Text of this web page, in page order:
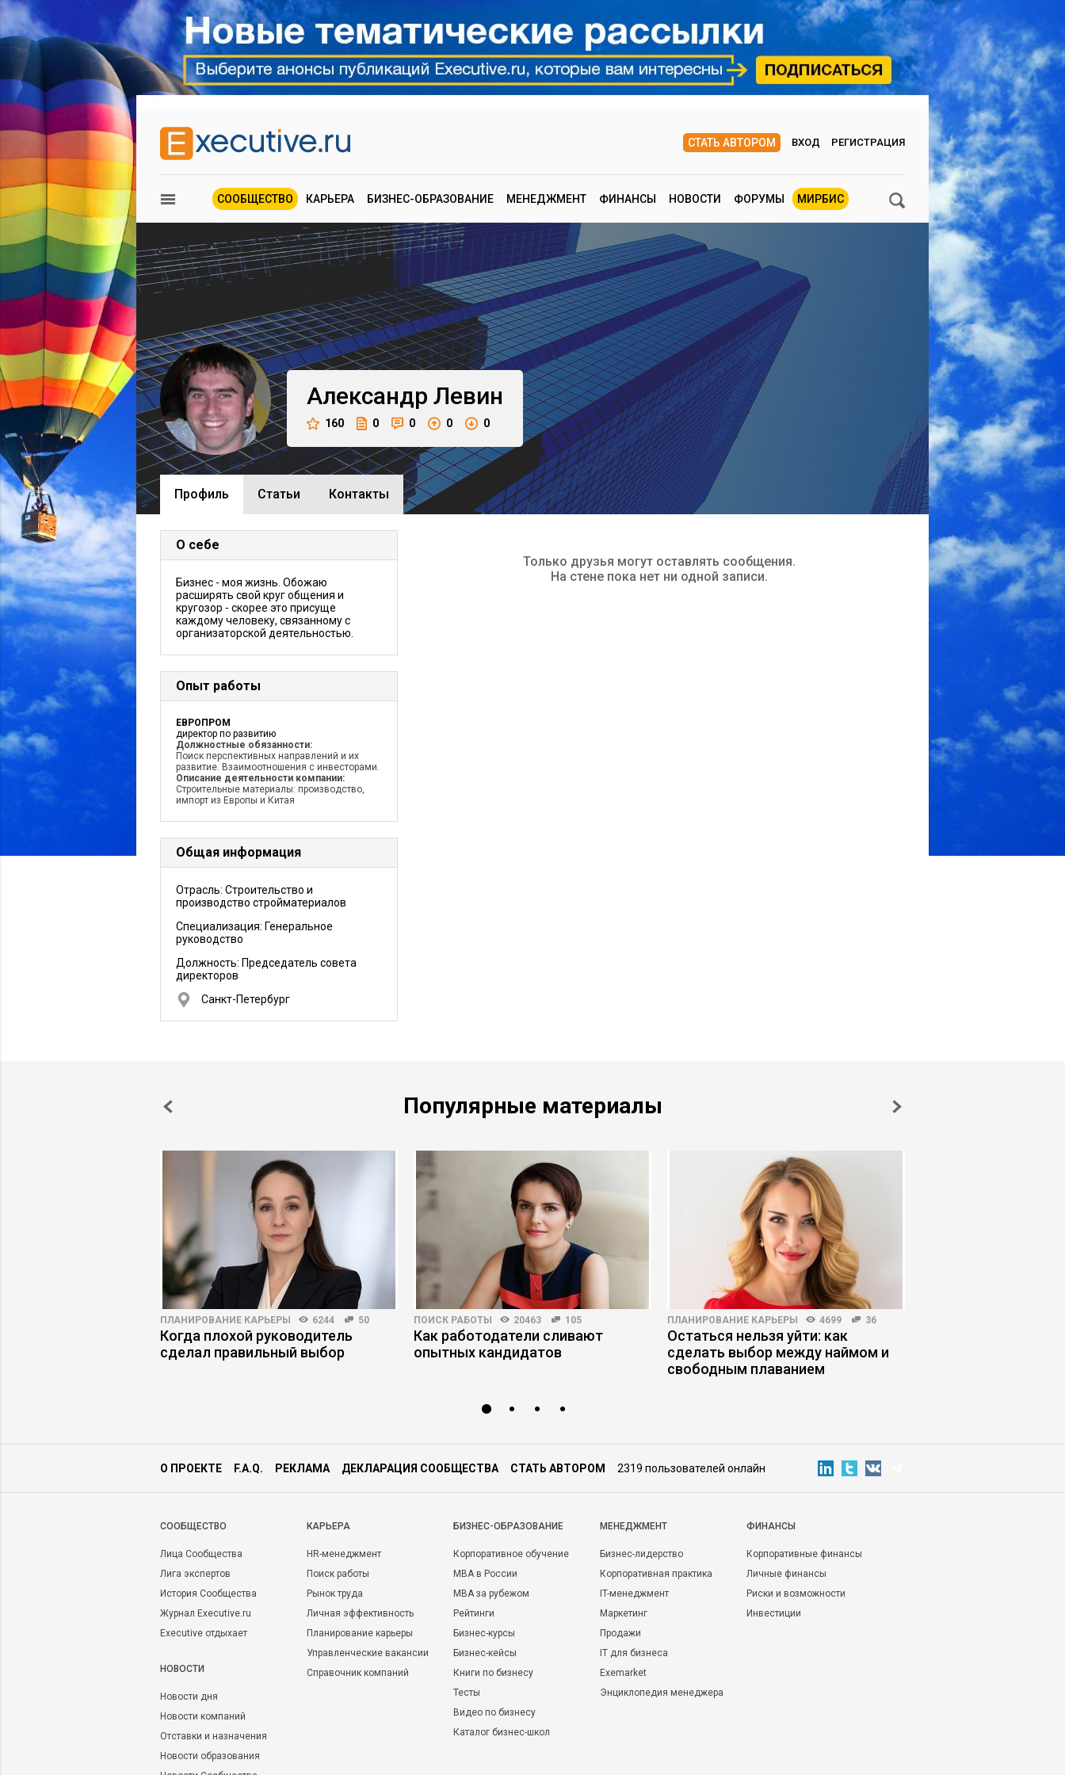
СТАТЬ АВТОРОМ ВХОД РЕГИСТРАЦИЯ
СООБЩЕСТВО КАРЬЕРА БИЗНЕС-ОБРАЗОВАНИЕ МЕНЕДЖМЕНТ ФИНАНСЫ НОВОСТИ ФОРУМЫ МИРБИС
Александр Левин
160 0 0 0 0
Профиль Cтатьи Контакты
О себе
Бизнес - моя жизнь. Обожаю
расширять свой круг общения и
кругозор - скорее это присуще
каждому человеку, связанному с
организаторской деятельностью.
Опыт работы
ЕВРОПРОМ
директор по развитию
Должностные обязанности:
Поиск перспективных направлений и их
развитие. Взаимоотношения с инвесторами.
Описание деятельности компании:
Строительные материалы: производство,
импорт из Европы и Китая
Общая информация
Отрасль: Строительство и
производство стройматериалов
Специализация: Генеральное
руководство
Должность: Председатель совета
директоров
Санкт-Петербург
Только друзья могут оставлять сообщения.
На стене пока нет ни одной записи.
Популярные материалы
ПЛАНИРОВАНИЕ КАРЬЕРЫ 6244 50
Когда плохой руководитель
сделал правильный выбор
ПОИСК РАБОТЫ 20463 105
Как работодатели сливают
опытных кандидатов
ПЛАНИРОВАНИЕ КАРЬЕРЫ 4699 36
Остаться нельзя уйти: как
сделать выбор между наймом и
свободным плаванием
О ПРОЕКТЕ F.A.Q. РЕКЛАМА ДЕКЛАРАЦИЯ СООБЩЕСТВА СТАТЬ АВТОРОМ 2319 пользователей онлайн
CООБЩЕСТВО
Лица Сообщества
Лига экспертов
История Сообщества
Журнал Executive.ru
Executive отдыхает
НОВОСТИ
Новости дня
Новости компаний
Отставки и назначения
Новости образования
КАРЬЕРА
HR-менеджмент
Поиск работы
Рынок труда
Личная эффективность
Планирование карьеры
Управленческие вакансии
Справочник компаний
БИЗНЕС-ОБРАЗОВАНИЕ
Корпоративное обучение
MBA в России
MBA за рубежом
Рейтинги
Бизнес-курсы
Бизнес-кейсы
Книги по бизнесу
Тесты
Видео по бизнесу
Каталог бизнес-школ
МЕНЕДЖМЕНТ
Бизнес-лидерство
Корпоративная практика
IT-менеджмент
Маркетинг
Продажи
IT для бизнеса
Exemarket
Энциклопедия менеджера
ФИНАНСЫ
Корпоративные финансы
Личные финансы
Риски и возможности
Инвестиции